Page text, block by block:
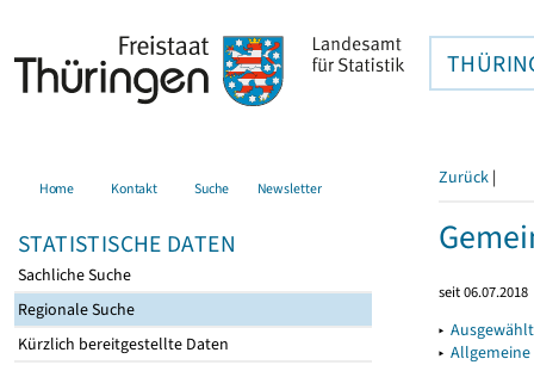
Home Kontakt Suche Newsletter
STATISTISCHE DATEN
Sachliche Suche
Regionale Suche
Kürzlich bereitgestellte Daten
Zurück |
seit 06.07.2018
▸
▸